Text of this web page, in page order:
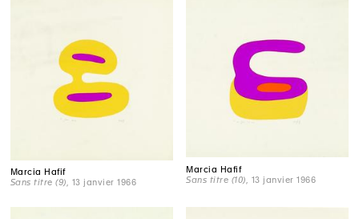
Marcia Hafif
Sans titre (9) , 13 janvier 1966
Marcia Hafif
Sans titre (10) , 13 janvier 1966